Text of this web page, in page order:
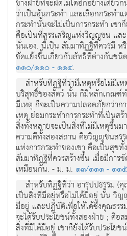
ข้างฝ่ายที่จะผิดไม่ได้อีกอย่างเดียว
ว่าเป็นอันกระทำ และเลือกกระทำ
กระทำนั้นจะไม่เป็นการกระทำ เขา
คือเป็นที่สรรเสริญแห่งวิญญูชน แล
นั่นเอง. นี้เป็น สัมมาทิฏฐิที่ควรมี ห
ขัดแย้งขึ้นเกี่ยวกับลัทธิที่ต่างกันชนิ
๑๑๐/๑๑๐ - ๑๑๔.
สำหรับทิฏฐิที่ว่ามีเหตุหรือไม่มีเ
บริสุทธิ์ของสัตว์ นั้น ก็มีหลักเกณฑ์
มีเหตุ ก็จะเป็นความปลอดภัยกว่าก
เหตุ ย่อมกระทำการกระทำที่เป็นส
สิ่งทั้งหลายจะเป็นสิ่งที่ไม่มีเหตุขึ้นม
ความดีทั้งสองสถาน คือวิญญูชนสร
แห่งการกระทำของเขา คือเป็นสุข
สัมมาทิฏฐิที่ควรสร้างขึ้น เมื่อมีการ
เหมือนกัน. - ม. ม. ๑๓/๑๑๑ - ๑๑
สำหรับทิฏฐิที่ว่า อารุปปธรรม (
เป็นสิ่งที่มีอยู่หรือไม่ได้มีอยู่ นั้น วิญ
มีอยู่ และปฏิบัติเพื่อให้ได้ซึ่งคุณธรร
จะได้รับประโยชน์ทั้งสองฝ่าย ; คือ
สิ่งที่มิได้มีอยู่ เขาก็ยังได้รับประโย